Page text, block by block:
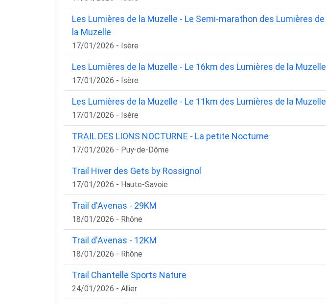
Les Lumières de la Muzelle - Le Semi-marathon des Lumières de
la Muzelle
17/01/2026 - Isère
Les Lumières de la Muzelle - Le 16km des Lumières de la Muzelle
17/01/2026 - Isère
Les Lumières de la Muzelle - Le 11km des Lumières de la Muzelle
17/01/2026 - Isère
TRAIL DES LIONS NOCTURNE - La petite Nocturne
17/01/2026 - Puy-de-Dôme
Trail Hiver des Gets by Rossignol
17/01/2026 - Haute-Savoie
Trail d'Avenas - 29KM
18/01/2026 - Rhône
Trail d'Avenas - 12KM
18/01/2026 - Rhône
Trail Chantelle Sports Nature
24/01/2026 - Allier